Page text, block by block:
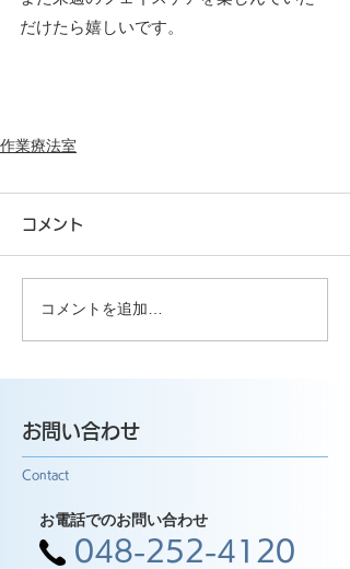
だけたら嬉しいです。
作業療法室
コメント
コメントを追加…
お問い合わせ
Contact
お電話でのお問い合わせ
048-252-4120